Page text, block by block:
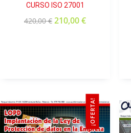
CURSO ISO 27001
420,00€ 210,00€
¡OFERTA!